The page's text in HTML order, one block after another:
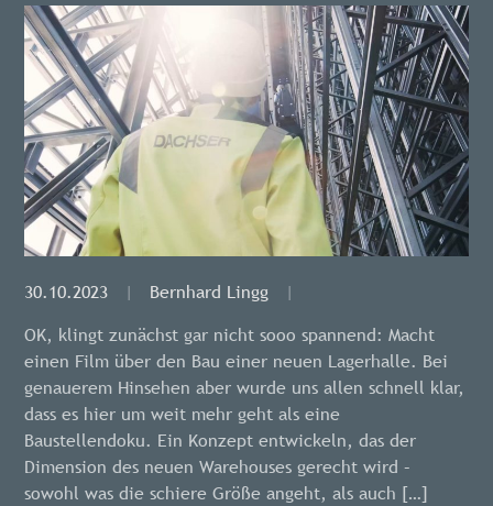
30.10.2023 | Bernhard Lingg |
OK, klingt zunächst gar nicht sooo spannend: Macht
einen Film über den Bau einer neuen Lagerhalle. Bei
genauerem Hinsehen aber wurde uns allen schnell klar,
dass es hier um weit mehr geht als eine
Baustellendoku. Ein Konzept entwickeln, das der
Dimension des neuen Warehouses gerecht wird –
sowohl was die schiere Größe angeht, als auch […]